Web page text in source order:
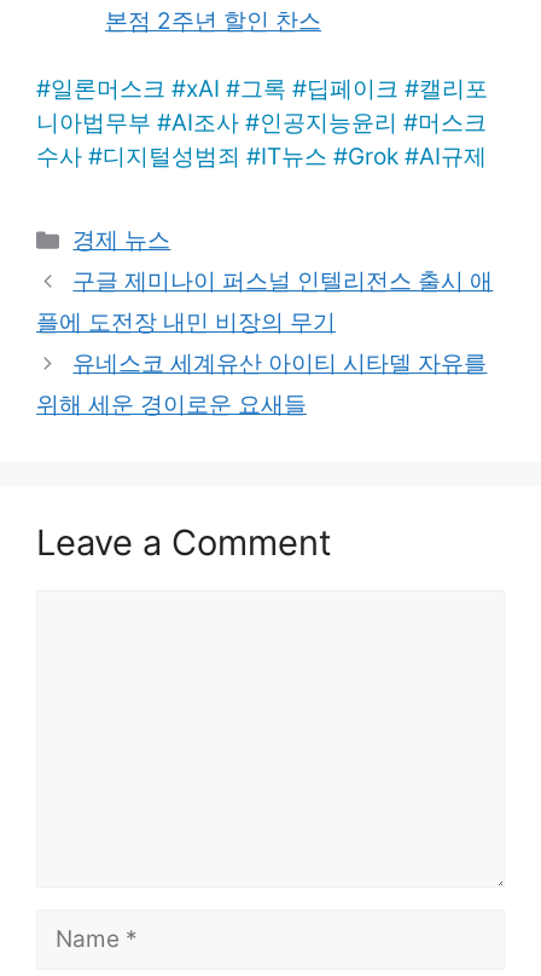
본점 2주년 할인 찬스
#일론머스크 #xAI #그록 #딥페이크 #캘리포
니아법무부 #AI조사 #인공지능윤리 #머스크
수사 #디지털성범죄 #IT뉴스 #Grok #AI규제
Categories
경제 뉴스
구글 제미나이 퍼스널 인텔리전스 출시 애
플에 도전장 내민 비장의 무기
유네스코 세계유산 아이티 시타델 자유를
위해 세운 경이로운 요새들
Leave a Comment
Name